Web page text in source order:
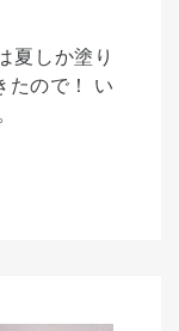
夏しか塗り
たので！ い